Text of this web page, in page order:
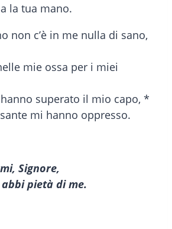
la tua mano.
non c’è in me nulla di sano,
mie ossa per i miei
superato il mio capo, *
mi hanno oppresso.
Signore,
pietà di me.